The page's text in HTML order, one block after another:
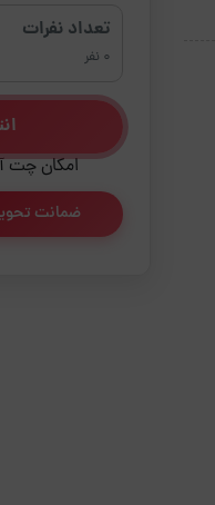
تعداد نفرات
0 نفر
امکان چت
ضمانت